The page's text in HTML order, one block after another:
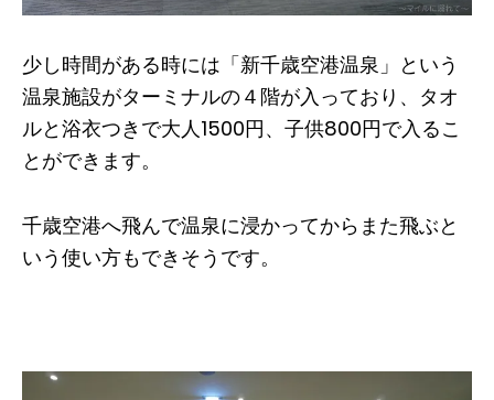
少し時間がある時には「新千歳空港温泉」という
温泉施設がターミナルの４階が入っており、タオ
ルと浴衣つきで大人1500円、子供800円で入るこ
とができます。
千歳空港へ飛んで温泉に浸かってからまた飛ぶと
いう使い方もできそうです。